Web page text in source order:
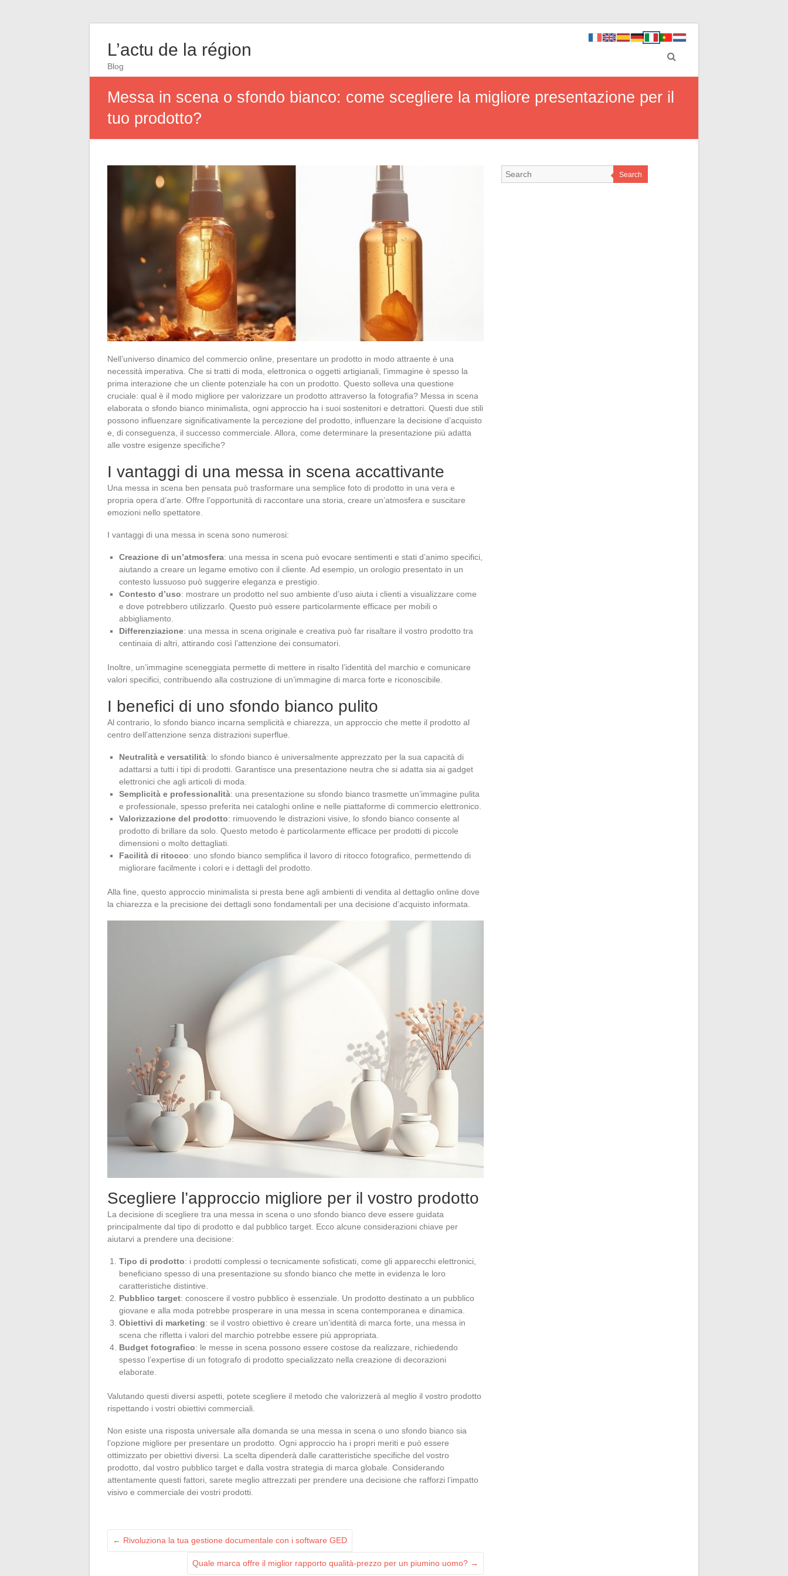
L’actu de la région
Blog
Messa in scena o sfondo bianco: come scegliere la migliore presentazione per il
tuo prodotto?
Nell’universo dinamico del commercio online, presentare un prodotto in modo attraente è una
necessità imperativa. Che si tratti di moda, elettronica o oggetti artigianali, l’immagine è spesso la
prima interazione che un cliente potenziale ha con un prodotto. Questo solleva una questione
cruciale: qual è il modo migliore per valorizzare un prodotto attraverso la fotografia? Messa in scena
elaborata o sfondo bianco minimalista, ogni approccio ha i suoi sostenitori e detrattori. Questi due stili
possono influenzare significativamente la percezione del prodotto, influenzare la decisione d’acquisto
e, di conseguenza, il successo commerciale. Allora, come determinare la presentazione più adatta
alle vostre esigenze specifiche?
I vantaggi di una messa in scena accattivante
Una messa in scena ben pensata può trasformare una semplice foto di prodotto in una vera e
propria opera d’arte. Offre l’opportunità di raccontare una storia, creare un’atmosfera e suscitare
emozioni nello spettatore.
I vantaggi di una messa in scena sono numerosi:
Creazione di un’atmosfera: una messa in scena può evocare sentimenti e stati d’animo specifici,
aiutando a creare un legame emotivo con il cliente. Ad esempio, un orologio presentato in un
contesto lussuoso può suggerire eleganza e prestigio.
Contesto d’uso: mostrare un prodotto nel suo ambiente d’uso aiuta i clienti a visualizzare come
e dove potrebbero utilizzarlo. Questo può essere particolarmente efficace per mobili o
abbigliamento.
Differenziazione: una messa in scena originale e creativa può far risaltare il vostro prodotto tra
centinaia di altri, attirando così l’attenzione dei consumatori.
Inoltre, un’immagine sceneggiata permette di mettere in risalto l’identità del marchio e comunicare
valori specifici, contribuendo alla costruzione di un’immagine di marca forte e riconoscibile.
I benefici di uno sfondo bianco pulito
Al contrario, lo sfondo bianco incarna semplicità e chiarezza, un approccio che mette il prodotto al
centro dell’attenzione senza distrazioni superflue.
Neutralità e versatilità: lo sfondo bianco è universalmente apprezzato per la sua capacità di
adattarsi a tutti i tipi di prodotti. Garantisce una presentazione neutra che si adatta sia ai gadget
elettronici che agli articoli di moda.
Semplicità e professionalità: una presentazione su sfondo bianco trasmette un’immagine pulita
e professionale, spesso preferita nei cataloghi online e nelle piattaforme di commercio elettronico.
Valorizzazione del prodotto: rimuovendo le distrazioni visive, lo sfondo bianco consente al
prodotto di brillare da solo. Questo metodo è particolarmente efficace per prodotti di piccole
dimensioni o molto dettagliati.
Facilità di ritocco: uno sfondo bianco semplifica il lavoro di ritocco fotografico, permettendo di
migliorare facilmente i colori e i dettagli del prodotto.
Alla fine, questo approccio minimalista si presta bene agli ambienti di vendita al dettaglio online dove
la chiarezza e la precisione dei dettagli sono fondamentali per una decisione d’acquisto informata.
Scegliere l’approccio migliore per il vostro prodotto
La decisione di scegliere tra una messa in scena o uno sfondo bianco deve essere guidata
principalmente dal tipo di prodotto e dal pubblico target. Ecco alcune considerazioni chiave per
aiutarvi a prendere una decisione:
Tipo di prodotto: i prodotti complessi o tecnicamente sofisticati, come gli apparecchi elettronici,
beneficiano spesso di una presentazione su sfondo bianco che mette in evidenza le loro
caratteristiche distintive.
Pubblico target: conoscere il vostro pubblico è essenziale. Un prodotto destinato a un pubblico
giovane e alla moda potrebbe prosperare in una messa in scena contemporanea e dinamica.
Obiettivi di marketing: se il vostro obiettivo è creare un’identità di marca forte, una messa in
scena che rifletta i valori del marchio potrebbe essere più appropriata.
Budget fotografico: le messe in scena possono essere costose da realizzare, richiedendo
spesso l’expertise di un fotografo di prodotto specializzato nella creazione di decorazioni
elaborate.
Valutando questi diversi aspetti, potete scegliere il metodo che valorizzerà al meglio il vostro prodotto
rispettando i vostri obiettivi commerciali.
Non esiste una risposta universale alla domanda se una messa in scena o uno sfondo bianco sia
l’opzione migliore per presentare un prodotto. Ogni approccio ha i propri meriti e può essere
ottimizzato per obiettivi diversi. La scelta dipenderà dalle caratteristiche specifiche del vostro
prodotto, dal vostro pubblico target e dalla vostra strategia di marca globale. Considerando
attentamente questi fattori, sarete meglio attrezzati per prendere una decisione che rafforzi l’impatto
visivo e commerciale dei vostri prodotti.
← Rivoluziona la tua gestione documentale con i software GED
Quale marca offre il miglior rapporto qualità-prezzo per un piumino uomo? →
Search